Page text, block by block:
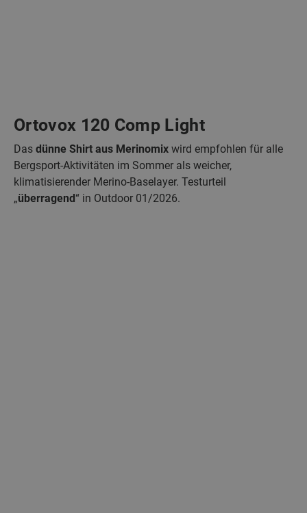
Ortovox 120 Comp Light
Das dünne Shirt aus Merinomix wird empfohlen für alle
Bergsport-Aktivitäten im Sommer als weicher,
klimatisierender Merino-Baselayer. Testurteil
„überragend“ in Outdoor 01/2026.